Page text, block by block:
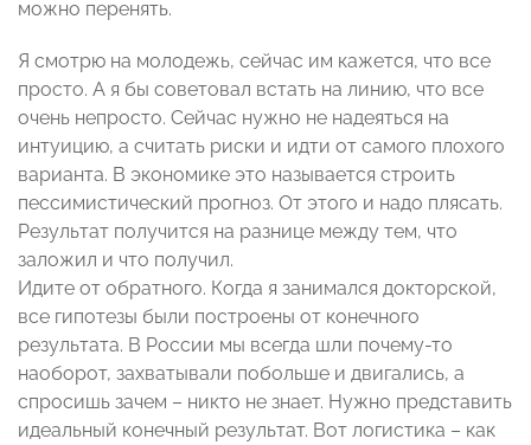
можно перенять.
Я смотрю на молодежь, сейчас им кажется, что все
просто. А я бы советовал встать на линию, что все
очень непросто. Сейчас нужно не надеяться на
интуицию, а считать риски и идти от самого плохого
варианта. В экономике это называется строить
пессимистический прогноз. От этого и надо плясать.
Результат получится на разнице между тем, что
заложил и что получил.
Идите от обратного. Когда я занимался докторской,
все гипотезы были построены от конечного
результата. В России мы всегда шли почему-то
наоборот, захватывали побольше и двигались, а
спросишь зачем – никто не знает. Нужно представить
идеальный конечный результат. Вот логистика – как